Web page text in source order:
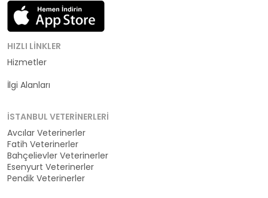
HIZLI LINKLER
Hizmetler
İlgi Alanları
İSTANBUL VETERINERLERI
Avcılar Veterinerler
Fatih Veterinerler
Bahçelievler Veterinerler
Esenyurt Veterinerler
Pendik Veterinerler